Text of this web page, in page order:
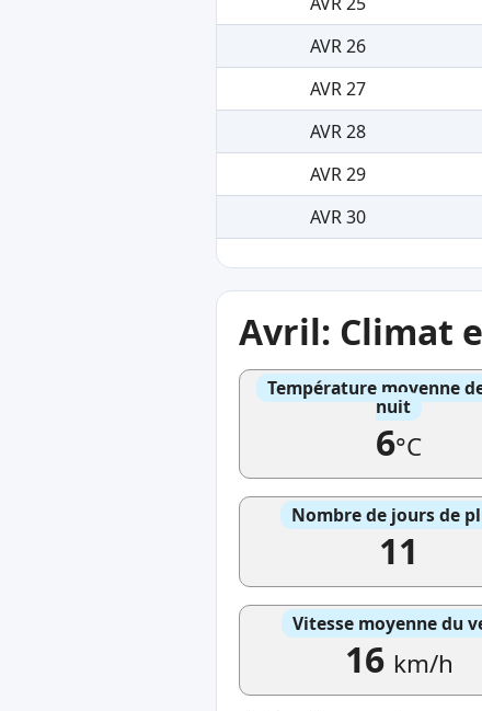
AVR 26
AVR 27
AVR 28
AVR 29
AVR 30
Avril: Climat
Température moyenne
nuit
6°C
Nombre de jours de
11
Vitesse moyenne du
16 km/h